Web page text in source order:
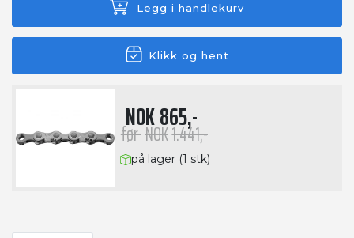
Legg i handlekurv
Klikk og hent
NOK865,-
førNOK1.441,-
på lager (1 stk)